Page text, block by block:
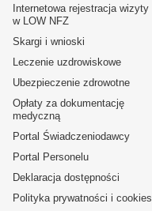
Internetowa rejestracja wizyty
w LOW NFZ
Skargi i wnioski
Leczenie uzdrowiskowe
Ubezpieczenie zdrowotne
Opłaty za dokumentację
medyczną
Portal Świadczeniodawcy
Portal Personelu
Deklaracja dostępności
Polityka prywatności i cookies